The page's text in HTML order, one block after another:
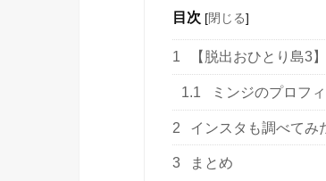
目次 [閉じる]
1 【脱出おひとり島3
1.1 ミンジのプロフ
2 インスタも調べてみ
3 まとめ